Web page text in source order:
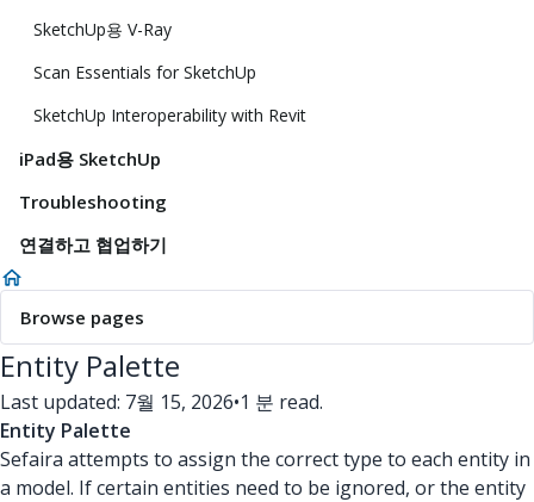
SketchUp용 V-Ray
Scan Essentials for SketchUp
SketchUp Interoperability with Revit
iPad용 SketchUp
Troubleshooting
연결하고 협업하기
Browse pages
Entity Palette
Last updated: 7월 15, 2026•1 분 read.
Entity Palette
Sefaira attempts to assign the correct type to each entity in
a model. If certain entities need to be ignored, or the entity